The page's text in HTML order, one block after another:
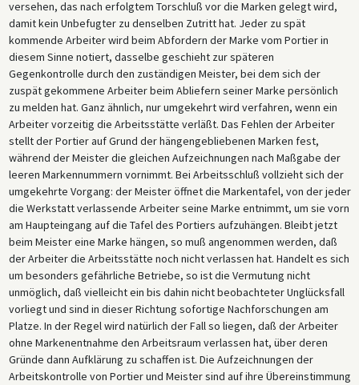
versehen, das nach erfolgtem Torschluß vor die Marken gelegt wird,
damit kein Unbefugter zu denselben Zutritt hat. Jeder zu spät
kommende Arbeiter wird beim Abfordern der Marke vom Portier in
diesem Sinne notiert, dasselbe geschieht zur späteren
Gegenkontrolle durch den zuständigen Meister, bei dem sich der
zuspät gekommene Arbeiter beim Abliefern seiner Marke persönlich
zu melden hat. Ganz ähnlich, nur umgekehrt wird verfahren, wenn ein
Arbeiter vorzeitig die Arbeitsstätte verläßt. Das Fehlen der Arbeiter
stellt der Portier auf Grund der hängengebliebenen Marken fest,
während der Meister die gleichen Aufzeichnungen nach Maßgabe der
leeren Markennummern vornimmt. Bei Arbeitsschluß vollzieht sich der
umgekehrte Vorgang: der Meister öffnet die Markentafel, von der jeder
die Werkstatt verlassende Arbeiter seine Marke entnimmt, um sie vorn
am Haupteingang auf die Tafel des Portiers aufzuhängen. Bleibt jetzt
beim Meister eine Marke hängen, so muß angenommen werden, daß
der Arbeiter die Arbeitsstätte noch nicht verlassen hat. Handelt es sich
um besonders gefährliche Betriebe, so ist die Vermutung nicht
unmöglich, daß vielleicht ein bis dahin nicht beobachteter Unglücksfall
vorliegt und sind in dieser Richtung sofortige Nachforschungen am
Platze. In der Regel wird natürlich der Fall so liegen, daß der Arbeiter
ohne Markenentnahme den Arbeitsraum verlassen hat, über deren
Gründe dann Aufklärung zu schaffen ist. Die Aufzeichnungen der
Arbeitskontrolle von Portier und Meister sind auf ihre Übereinstimmung